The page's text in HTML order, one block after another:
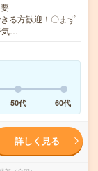
る方歓迎！〇まず
気…
50代 60代
詳しく見る